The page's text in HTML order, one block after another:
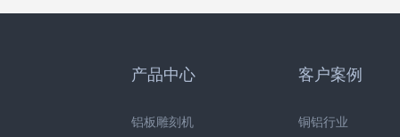
产品中心
铝板雕刻机
客户案例
铜铝行业